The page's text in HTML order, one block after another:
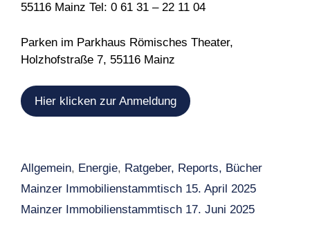
55116 Mainz Tel: 0 61 31 – 22 11 04
Parken im Parkhaus Römisches Theater,
Holzhofstraße 7, 55116 Mainz
Hier klicken zur Anmeldung
Kategorien
Allgemein, Energie, Ratgeber, Reports, Bücher
Mainzer Immobilienstammtisch 15. April 2025
Mainzer Immobilienstammtisch 17. Juni 2025